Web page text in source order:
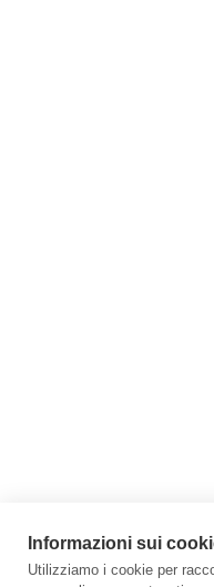
Informazioni sui
Utilizziamo i cookie per